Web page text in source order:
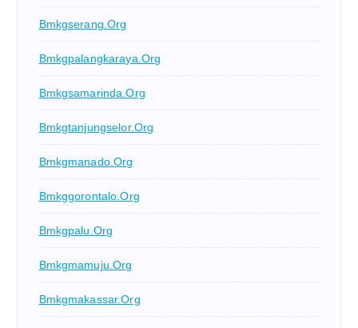
Bmkgserang.org
Bmkgpalangkaraya.org
Bmkgsamarinda.org
Bmkgtanjungselor.org
Bmkgmanado.org
Bmkggorontalo.org
Bmkgpalu.org
Bmkgmamuju.org
Bmkgmakassar.org